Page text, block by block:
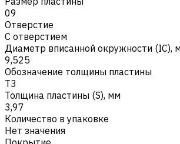
09
Отверстие
С отверстием
Диаметр вписанной окружности (IC),
9,525
Обозначение толщины пластины
T3
Толщина пластины (S), мм
3,97
Количество в упаковке
Нет значения